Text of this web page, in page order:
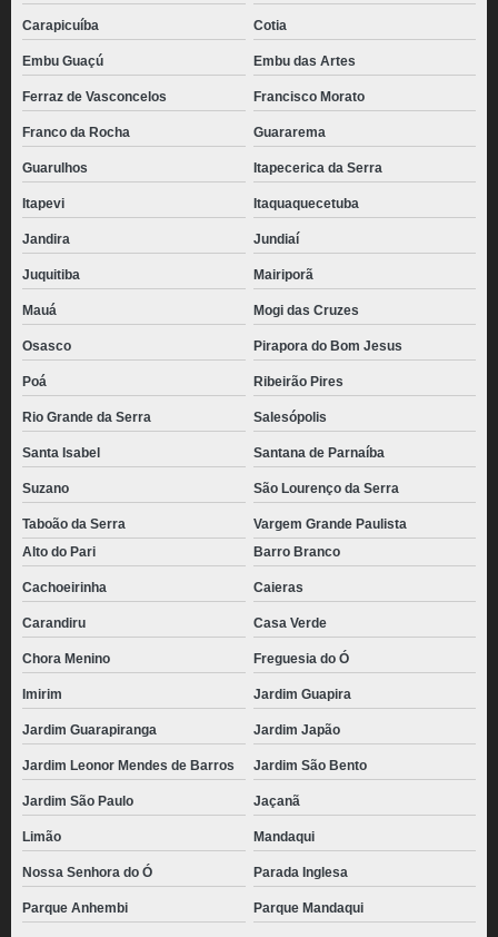
Carapicuíba Cotia
Embu Guaçú Embu das Artes
Ferraz de Vasconcelos Francisco Morato
Franco da Rocha Guararema
Guarulhos Itapecerica da Serra
Itapevi Itaquaquecetuba
Jandira Jundiaí
Juquitiba Mairiporã
Mauá Mogi das Cruzes
Osasco Pirapora do Bom Jesus
Poá Ribeirão Pires
Rio Grande da Serra Salesópolis
Santa Isabel Santana de Parnaíba
Suzano São Lourenço da Serra
Taboão da Serra
Vargem Grande Paulista
Alto do Pari
Barro Branco
Cachoeirinha Caieras
Carandiru Casa Verde
Chora Menino Freguesia do Ó
Imirim Jardim Guapira
Jardim Guarapiranga Jardim Japão
Jardim Leonor Mendes de Barros Jardim São Bento
Jardim São Paulo Jaçanã
Limão Mandaqui
Nossa Senhora do Ó Parada Inglesa
Parque Anhembi Parque Mandaqui